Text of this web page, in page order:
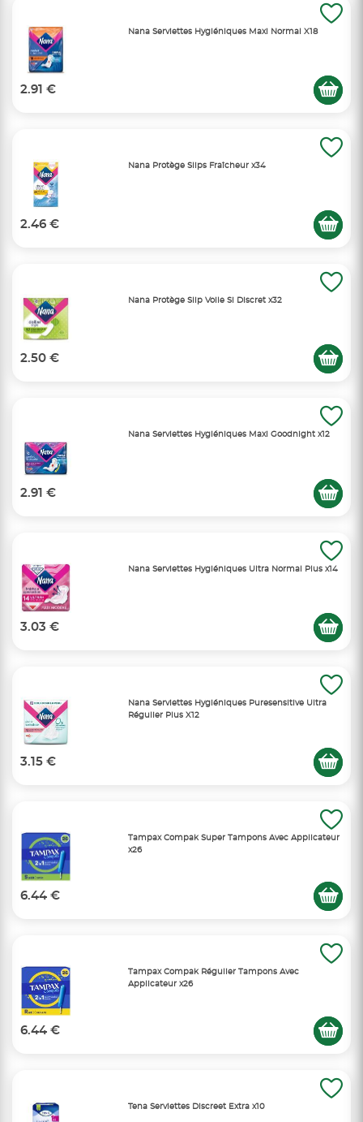
Nana Serviettes Hygiéniques Maxi Normal X18
2.91 €
Nana Protège Slips Fraîcheur x34
2.46 €
Nana Protège Slip Voile Si Discret x32
2.50 €
Nana Serviettes Hygiéniques Maxi Goodnight x12
2.91 €
Nana Serviettes Hygiéniques Ultra Normal Plus x14
3.03 €
Nana Serviettes Hygiéniques Puresensitive Ultra
Régulier Plus X12
3.15 €
Tampax Compak Super Tampons Avec Applicateur
x26
6.44 €
Tampax Compak Régulier Tampons Avec
Applicateur x26
6.44 €
Tena Serviettes Discreet Extra x10